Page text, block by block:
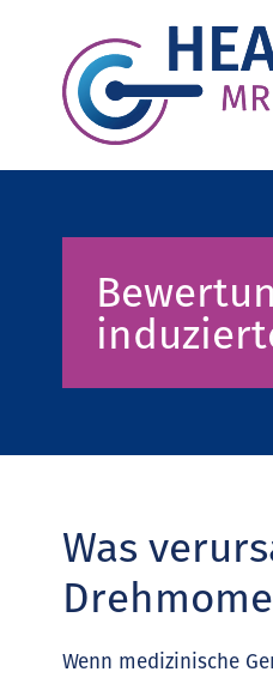
Was
Wenn medizinische